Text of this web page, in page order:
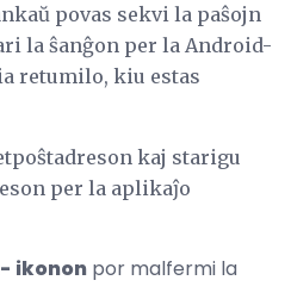
povas sekvi la paŝojn
la ŝanĝon per la Android-
retumilo, kiu estas
kaj starigu
per la aplikaĵo
ikonon por malfermi la